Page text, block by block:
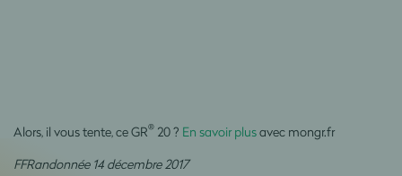
Alors, il vous tente, ce GR® 20 ? En savoir plusavec mongr.fr
FFRandonnée 14 décembre 2017